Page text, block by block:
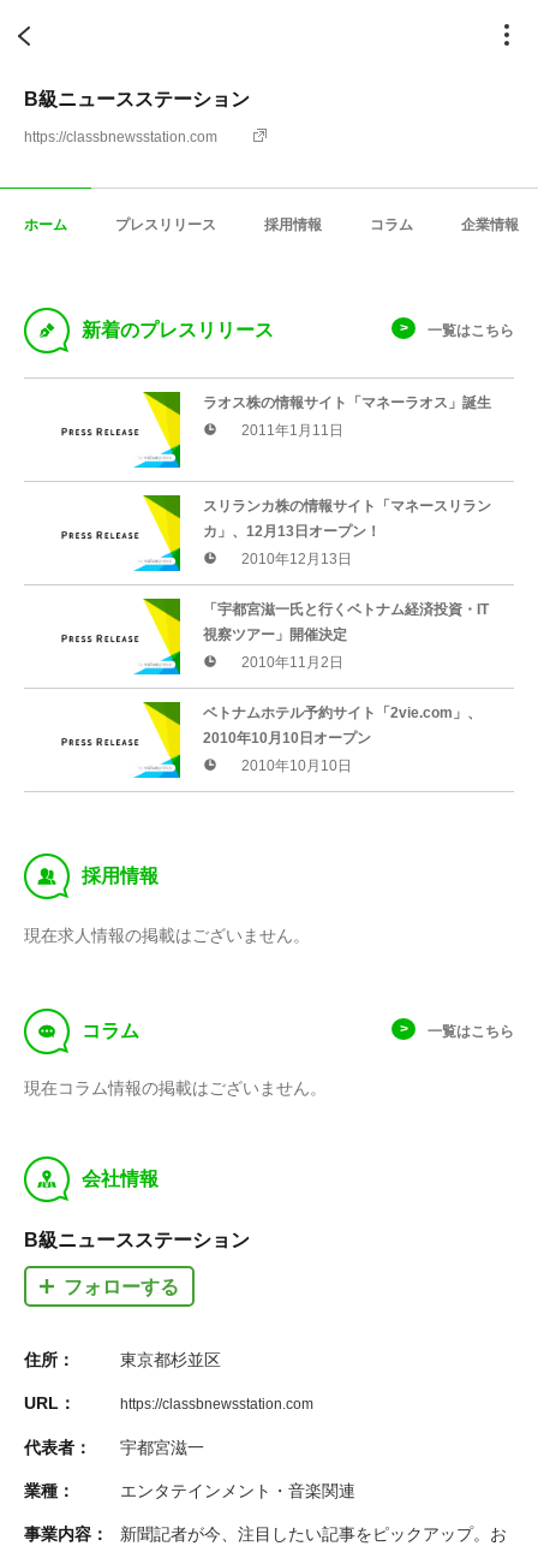
B級ニュースステーション
https://classbnewsstation.com
ホーム プレスリリース 採用情報 コラム 企業情報
D 新着のプレスリリース 一覧はこちら
ラオス株の情報サイト「マネーラオス」誕生
2011年1月11日
スリランカ株の情報サイト「マネースリラン
カ」、12月13日オープン！
2010年12月13日
「宇都宮滋一氏と行くベトナム経済投資・IT
視察ツアー」開催決定
2010年11月2日
ベトナムホテル予約サイト「2vie.com」、
2010年10月10日オープン
2010年10月10日
‰ 採用情報
現在求人情報の掲載はございません。
f コラム 一覧はこちら
現在コラム情報の掲載はございません。
y 会社情報
B級ニュースステーション
フォローする
住所： 東京都杉並区
URL： https://classbnewsstation.com
代表者： 宇都宮滋一
業種： エンタテインメント・音楽関連
事業内容：
新聞記者が今、注目したい記事をピックアップ。お